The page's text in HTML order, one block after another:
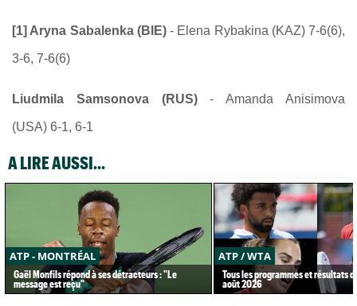
[1] Aryna Sabalenka (BIE)- Elena Rybakina (KAZ) 7-6(6),
3-6, 7-6(6)
Liudmila Samsonova (RUS)- Amanda Anisimova
(USA) 6-1, 6-1
A LIRE AUSSI...
ATP - MONTRÉAL
Gaël Monfils répond à ses détracteurs : "Le
message est reçu"
ATP / WTA
Tous les programmes et résultats
août 2026